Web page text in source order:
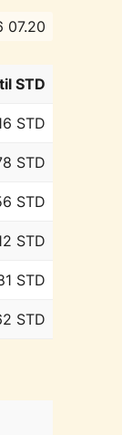
07.20
STD
STD
STD
STD
STD
STD
STD